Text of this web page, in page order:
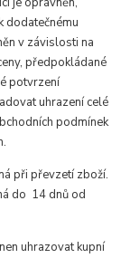
dodatečnému
v závislosti na
předpokládané
potvrzení
uhrazení celé
podmínek
při převzetí zboží.
do 14 dnů od
uhrazovat kupní